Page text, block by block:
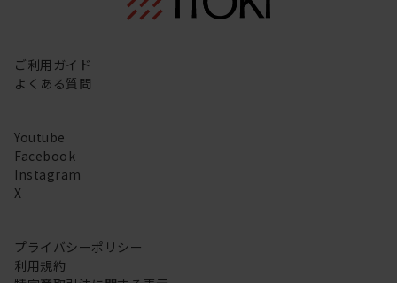
ご利用ガイド
よくある質問
Youtube
Facebook
Instagram
X
プライバシーポリシー
利用規約